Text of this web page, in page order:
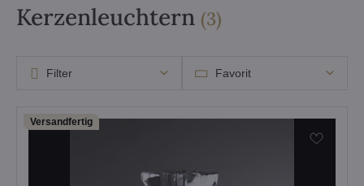
Kerzenleuchtern (3Artikel
)
Favorit
Filter
Versandfertig